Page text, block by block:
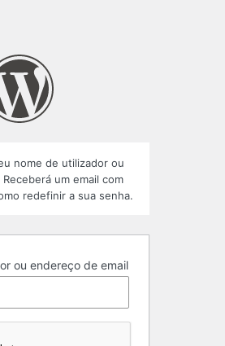
nome de utilizador ou
um email com
redefinir a sua senha.
ou endereço de email